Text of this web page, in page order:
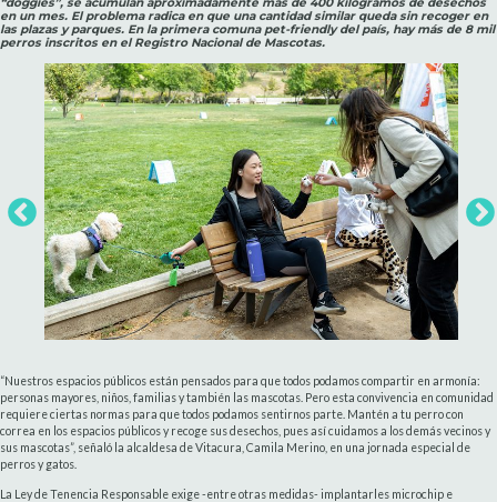
“doggies”, se acumulan aproximadamente más de 400 kilogramos de desechos
en un mes. El problema radica en que una cantidad similar queda sin recoger en
las plazas y parques. En la primera comuna pet-friendly del país, hay más de 8 mil
perros inscritos en el Registro Nacional de Mascotas.
“Nuestros espacios públicos están pensados para que todos podamos compartir en armonía:
personas mayores, niños, familias y también las mascotas. Pero esta convivencia en comunidad
requiere ciertas normas para que todos podamos sentirnos parte. Mantén a tu perro con
correa en los espacios públicos y recoge sus desechos, pues así cuidamos a los demás vecinos y
sus mascotas”, señaló la alcaldesa de Vitacura, Camila Merino, en una jornada especial de
perros y gatos.
La Ley de Tenencia Responsable exige-entre otras medidas- implantarles microchip e